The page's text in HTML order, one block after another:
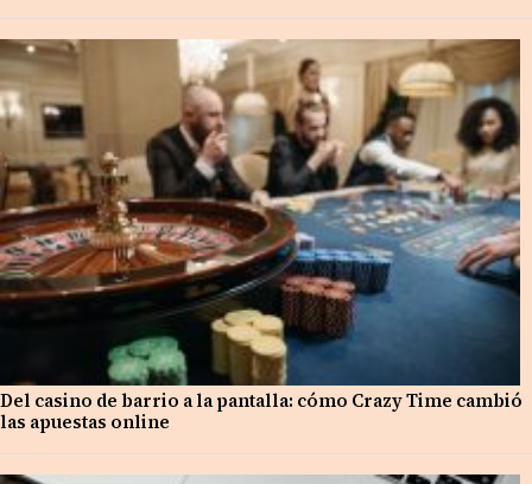
Del casino de barrio a la pantalla: cómo Crazy Time cambió
las apuestas online